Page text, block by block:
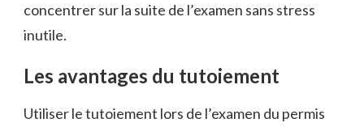
concentrer sur la suite de l’examen sans stress
inutile.
Les avantages du tutoiement
Utiliser le tutoiement lors de l’examen du permis